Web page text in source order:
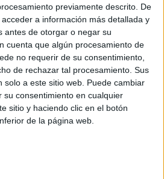
previamente descrito. De
a información más detallada y
antes de otorgar o negar su
cuenta que algún procesamiento de
no requerir de su consentimiento,
de rechazar tal procesamiento. Sus
solo a este sitio web. Puede cambiar
su consentimiento en cualquier
sitio y haciendo clic en el botón
de la página web.
ONLINE:
Y
Mª Carmen Pérez